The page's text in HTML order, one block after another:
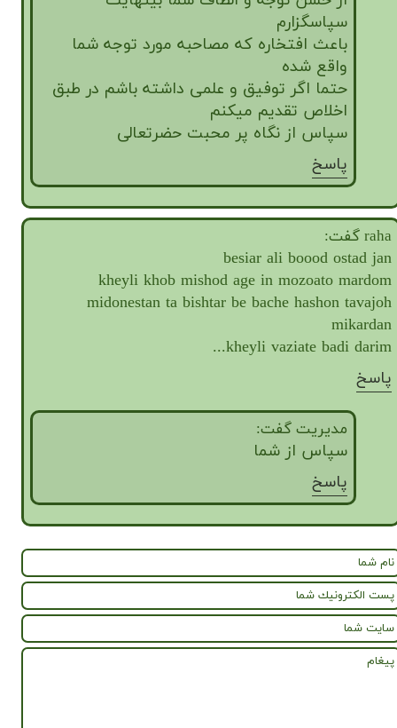
سپاسگزارم
باعث افتخاره که مصاحبه مورد توجه شما
واقع شده
حتما اگر توفیق و علمی داشته باشم در طبق
اخلاص تقدیم میکنم
سپاس از نگاه پر محبت حضرتعالی
پاسخ
raha گفت:
besiar ali boood ostad jan
kheyli khob mishod age in mozoato mardom
midonestan ta bishtar be bache hashon tavajoh
mikardan
kheyli vaziate badi darim...
پاسخ
مدیریت گفت:
سپاس از شما
پاسخ